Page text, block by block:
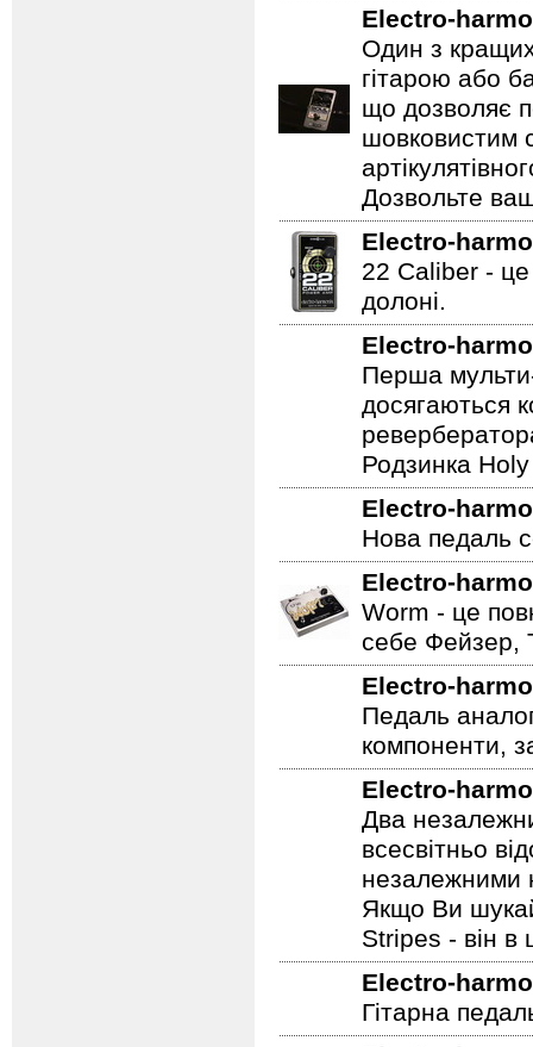
Electro-
Один з
гітарою або
що дозволяє
шовковистим
Дозвольте
Electro-
22 Caliber - це
долоні.
Electro-
Перша
досягаються
Родзинка
Electro-
Нова педаль
Electro-
Worm - це
себе Фейзер,
Electro-
Педаль
компоненти,
Electro-
Два
всесвітньо
незалежними
Якщо Ви
Stripes - він в
Electro-
Гітарна